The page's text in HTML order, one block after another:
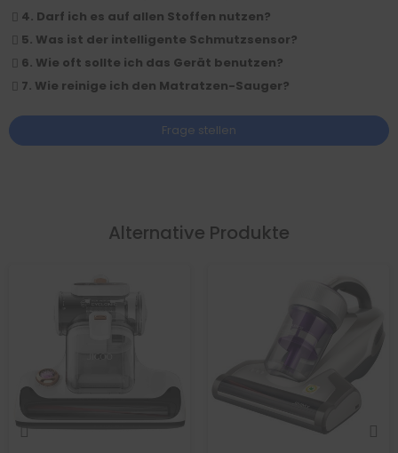
4. Darf ich es auf allen Stoffen nutzen?
5. Was ist der intelligente Schmutzsensor?
6. Wie oft sollte ich das Gerät benutzen?
7. Wie reinige ich den Matratzen-Sauger?
Frage stellen
Alternative Produkte